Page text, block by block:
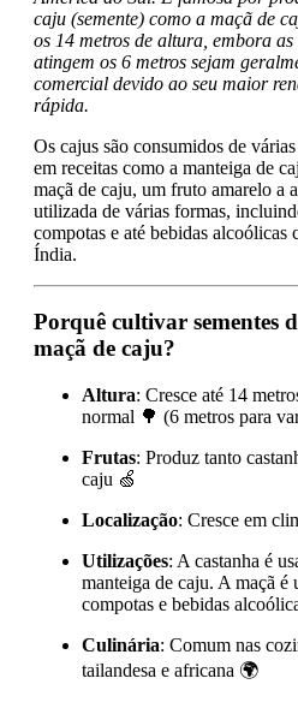
caju (semente) como a maçã de
os 14 metros de altura, embora
atingem os 6 metros sejam
comercial devido ao seu maior
rápida.
Os cajus são consumidos de
em receitas como a manteiga de
maçã de caju, um fruto amarelo a
utilizada de várias formas,
compotas e até bebidas alcoólicas
Índia.
Porquê cultivar sementes
maçã de caju?
Altura: Cresce até 14
normal 🌳 (6 metros para
Frutas: Produz tanto
caju 🍏
Localização: Cresce em
Utilizações: A castanha é
manteiga de caju. A maçã é
compotas e bebidas
Culinária: Comum nas
tailandesa e africana 🌍